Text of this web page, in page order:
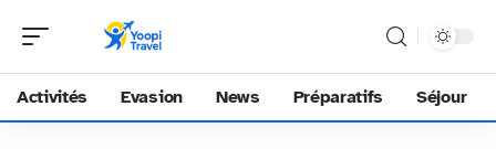
Activités Evasion News Préparatifs Séjour